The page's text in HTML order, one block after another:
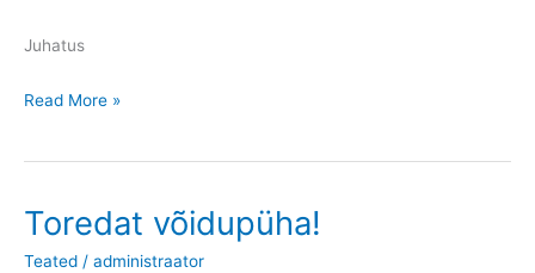
Juhatus
Teadaanded
Read More »
Toredat võidupüha!
Teated / administraator